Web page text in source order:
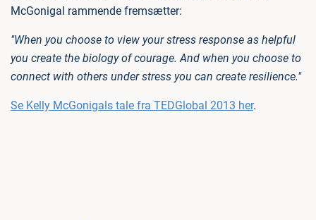
McGonigal rammende fremsætter:
"When you choose to view your stress response as helpful
you create the biology of courage. And when you choose to
connect with others under stress you can create resilience."
Se Kelly McGonigals tale fra TEDGlobal 2013 her.